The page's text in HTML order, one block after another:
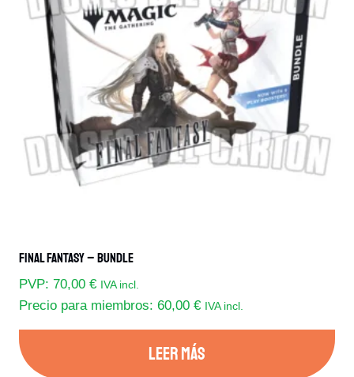
Final Fantasy – Bundle
PVP: 70,00 € IVA incl.
Precio para miembros: 60,00 € IVA incl.
LEER MÁS